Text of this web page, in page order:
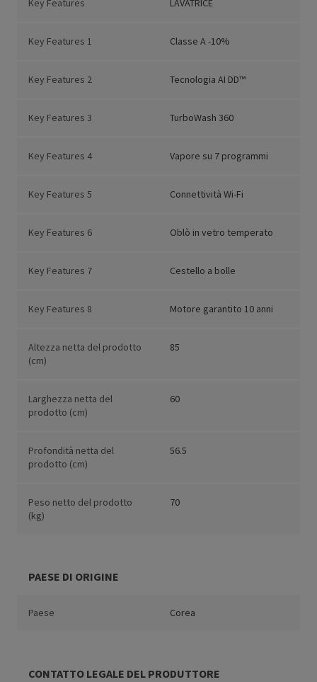
Key Features LAVATRICE
Key Features 1 Classe A -10%
Key Features 2 Tecnologia AI DD™
Key Features 3 TurboWash 360
Key Features 4 Vapore su 7 programmi
Key Features 5 Connettività Wi-Fi
Key Features 6 Oblò in vetro temperato
Key Features 7 Cestello a bolle
Key Features 8 Motore garantito 10 anni
Altezza netta del prodotto
(cm)
85
Larghezza netta del
prodotto (cm)
60
Profondità netta del
prodotto (cm)
56.5
Peso netto del prodotto
(kg)
70
PAESE DI ORIGINE
Paese Corea
CONTATTO LEGALE DEL PRODUTTORE